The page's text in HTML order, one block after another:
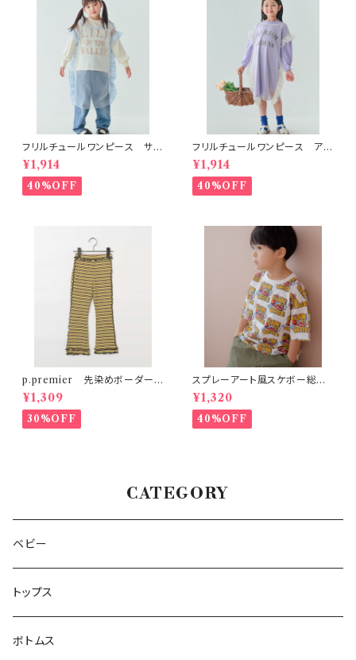
フリルチュールワンピース サッ
クス
¥1,914
40%OFF
フリルチュールワンピース アイ
ボリー
¥1,914
40%OFF
p.premier 先染めボーダーワ
ッフルメロウパンツ グリーン
¥1,309
30%OFF
スプレーアート風スケボー総柄
半袖Tシャツ
¥1,320
40%OFF
CATEGORY
ベビー
トップス
ボトムス